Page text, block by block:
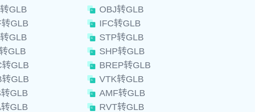
GLB
OBJ转GLB
GLB
IFC转GLB
GLB
STP转GLB
GLB
SHP转GLB
GLB
BREP转GLB
转GLB
VTK转GLB
GLB
AMF转GLB
GLB
RVT转GLB